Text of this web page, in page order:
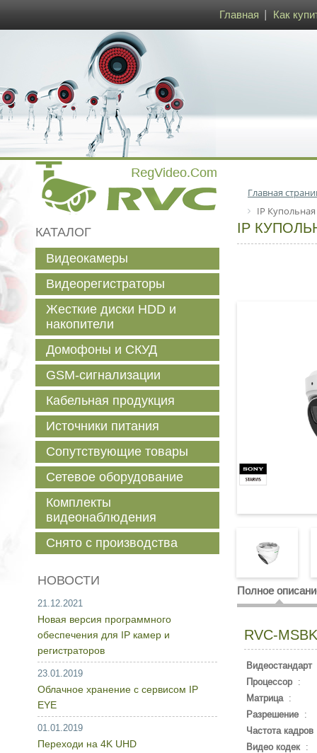
Главная Как
Главная
IP
IP
Полное
RVC-
Видеостандарт
Процессор:
Матрица:
Разрешение :
Частота кадров
Видео кодек:
КАТАЛОГ
Видеокамеры
Видеорегистраторы
Жесткие диски HDD и
накопители
Домофоны и СКУД
GSM-сигнализации
Кабельная продукция
Источники питания
Сопутствующие товары
Сетевое оборудование
Комплекты
видеонаблюдения
Снято с производства
НОВОСТИ
21.12.2021
Новая версия программного
обеспечения для IP камер и
регистраторов
23.01.2019
Облачное хранение с сервисом IP
EYE
01.01.2019
Переходи на 4K UHD